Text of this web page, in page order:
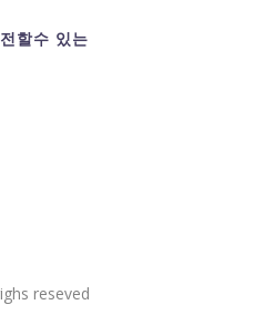
할수 있는
reseved